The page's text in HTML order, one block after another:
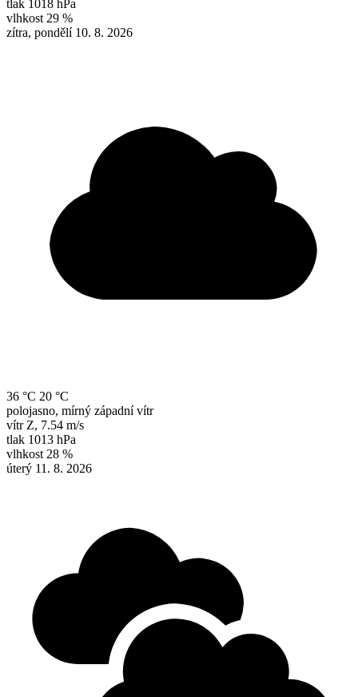
tlak 1018 hPa
vlhkost 29 %
zítra, pondělí 10. 8. 2026
36 °C 20 °C
polojasno, mírný západní vítr
vítr Z, 7.54 m/s
tlak 1013 hPa
vlhkost 28 %
úterý 11. 8. 2026